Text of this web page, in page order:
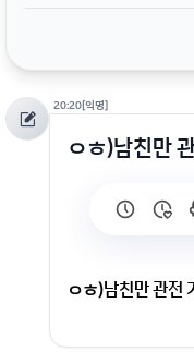
20:20[익명]
ㅇㅎ)남친만
ㅇㅎ)남친만 관전